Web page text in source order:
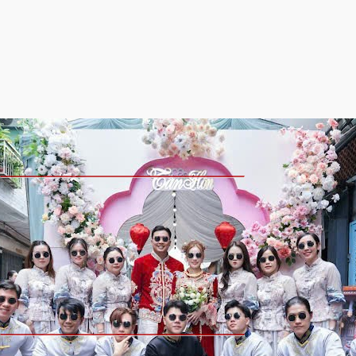
Dịch vụ Prewedding
ĐTGH Studio - Chùa Chinatown
ĐTGH Studio - Sườn Xám
ĐTGH Studio - Phim Trường Sang Trọng
Prewedding Vũng Tàu – Son Tình Sơn Hải
Prewedding Dalat – Thế Ngoại Đào Viên
Prewedding Sài Gòn – Say đắm tình nồng
Sản phẩm